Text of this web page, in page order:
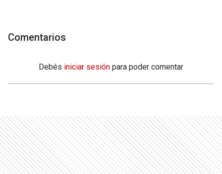
Comentarios
Debés iniciar sesión para poder comentar